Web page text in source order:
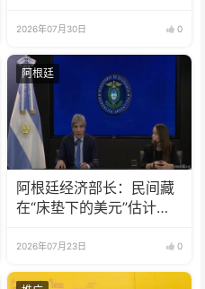
2026年07月30日 0
阿根廷
阿根廷经济部长：民间藏
在“床垫下的美元”估计有
2026年07月23日 0